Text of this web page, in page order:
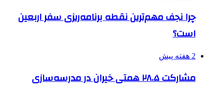
چرا نجف مهم‌ترین نقطه برنامه‌ریزی سفر اربعین
است؟
2 هفته پیش
مشارکت ۲۸.۵ همتی خیران در مدرسه‌سازی